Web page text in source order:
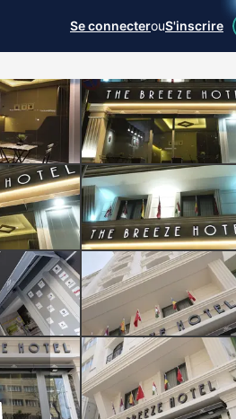
Se connecterouS'inscrire